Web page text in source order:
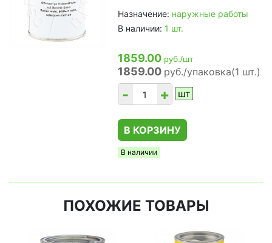
Назначение: наружные работы
В наличии: 1 шт.
1859.00 руб./шт
1859.00 руб./упаковка(1 шт.)
- + шт
В КОРЗИНУ
В наличии
ПОХОЖИЕ ТОВАРЫ